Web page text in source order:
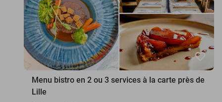
favorite_border
Menu bistro en 2 ou 3 services à la carte près de
Lille